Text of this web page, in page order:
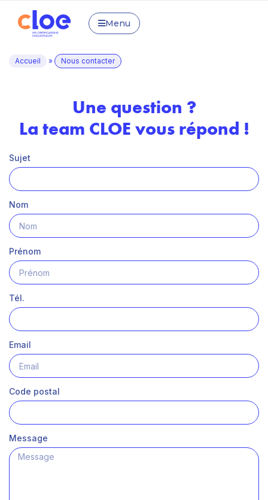
Menu
Accueil » Nous contacter
Une question ?
La team CLOE vous répond !
Sujet
Nom
Prénom
Tél.
Email
Code postal
Message